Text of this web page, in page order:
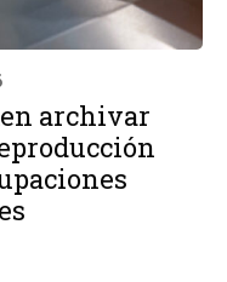
archivar